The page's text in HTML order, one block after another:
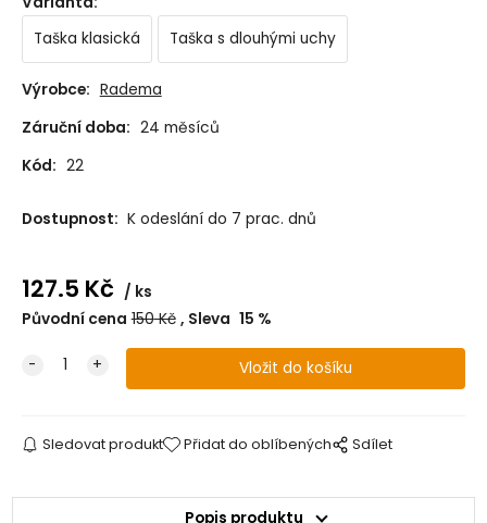
Taška klasická
Taška s dlouhými uchy
Výrobce: Radema
Záruční doba: 24 měsíců
Kód: 22
Dostupnost: K odeslání do 7 prac. dnů
127.5 Kč
ks
Původní cena 150Kč Sleva 15 %
Sledovat produkt Přidat do oblíbených Sdílet
Popis produktu